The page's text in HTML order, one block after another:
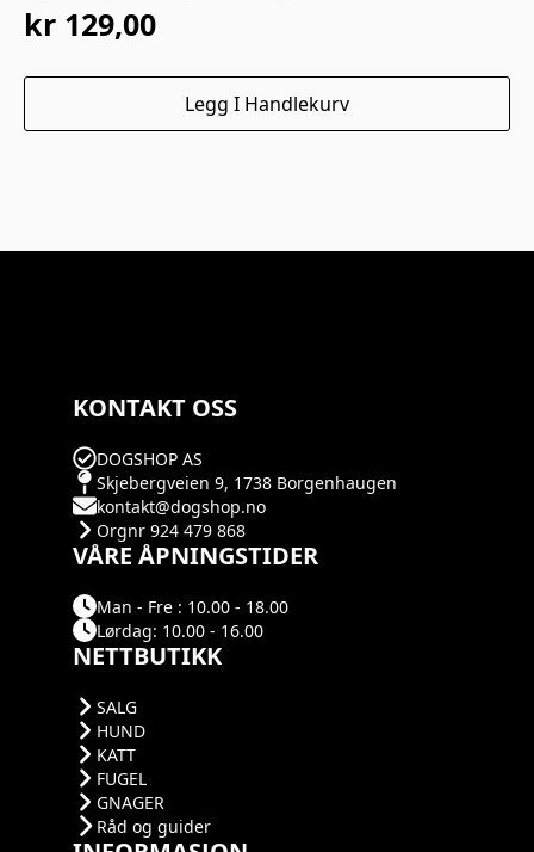
kr 129,00
Legg I Handlekurv
KONTAKT OSS
DOGSHOP AS
Skjebergveien 9, 1738 Borgenhaugen
kontakt@dogshop.no
Orgnr 924 479 868
VÅRE ÅPNINGSTIDER
Man - Fre : 10.00 - 18.00
Lørdag: 10.00 - 16.00
NETTBUTIKK
SALG
HUND
KATT
FUGEL
GNAGER
Råd og guider